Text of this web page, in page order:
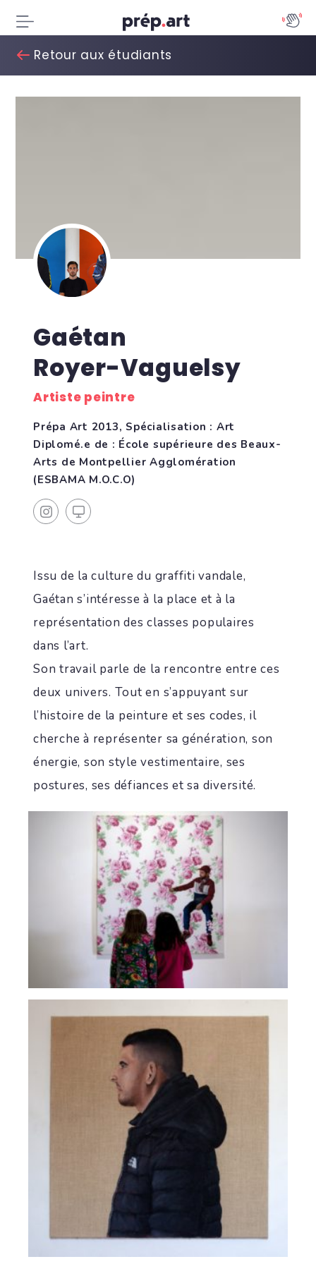
Retour aux étudiants
Gaétan
Royer-Vaguelsy
Artiste peintre
Prépa Art 2013, Spécialisation : Art
Diplomé.e de : École supérieure des Beaux-
Arts de Montpellier Agglomération
(ESBAMA M.O.C.O)
Issu de la culture du graffiti vandale,
Gaétan s’intéresse à la place et à la
représentation des classes populaires
dans l’art.
Son travail parle de la rencontre entre ces
deux univers. Tout en s’appuyant sur
l’histoire de la peinture et ses codes, il
cherche à représenter sa génération, son
énergie, son style vestimentaire, ses
postures, ses défiances et sa diversité.